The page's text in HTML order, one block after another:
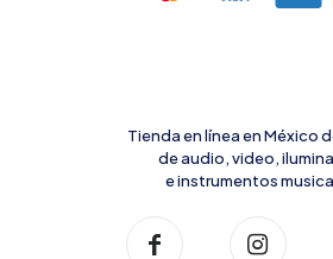
Tienda en línea en México
de audio, video,
e instrumentos